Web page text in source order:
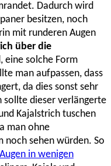
Dadurch wird
besitzen, noch
mit runderen Augen
über die
eine solche Form
man aufpassen, dass
da dies sonst sehr
sollte dieser verlängerte
Kajalstrich tuschen
man ohne
noch sehen würden. So
Augen in wenigen